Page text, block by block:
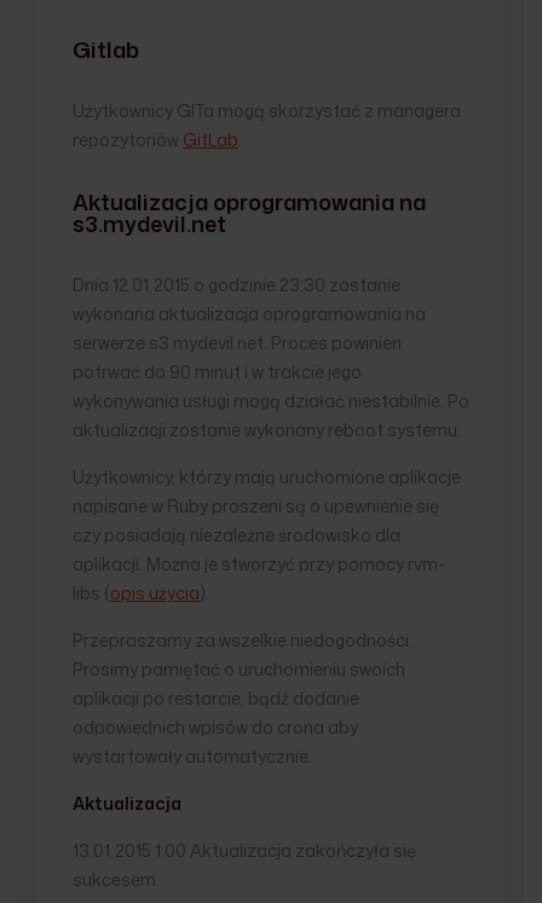
Gitlab
Użytkownicy GITa mogą skorzystać z managera
repozytoriów GitLab
Aktualizacja oprogramowania na
s3.mydevil.net
Dnia 12.01.2015 o godzinie 23:30 zostanie
wykonana aktualizacja oprogramowania na
serwerze s3.mydevil.net. Proces powinien
potrwać do 90 minut i w trakcie jego
wykonywania usługi mogą działać niestabilnie. Po
aktualizacji zostanie wykonany reboot systemu.
Użytkownicy, którzy mają uruchomione aplikacje
napisane w Ruby proszeni są o upewnienie się
czy posiadają niezależne środowisko dla
aplikacji. Można je stworzyć przy pomocy rvm-
libs (opis użycia).
Przepraszamy za wszelkie niedogodności.
Prosimy pamiętać o uruchomieniu swoich
aplikacji po restarcie, bądź dodanie
odpowiednich wpisów do crona aby
wystartowały automatycznie.
Aktualizacja
13.01.2015 1:00 Aktualizacja zakończyła się
sukcesem.